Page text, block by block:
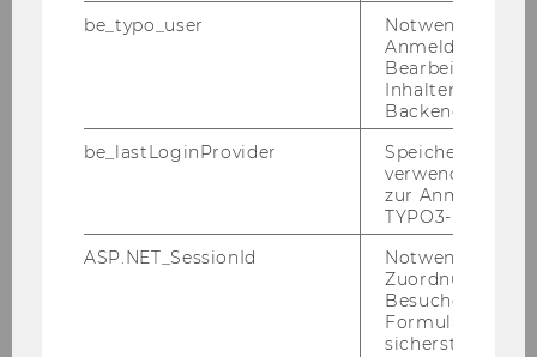
Angebote für Schulen und
Studieninteressierte
Online-Infosessions für Schüler*innen &
Studieninteressierte
Schulbesuch
be_typo_user
Notwendig für
Anmeldung und
Bearbeitung von
Inhalten im
Backend.
be_lastLoginProvider
Speichert die
verwendete
zur Anmeldung
TYPO3-Backend.
ASP.NET_SessionId
Notwendig, um
Zuordnung von
Besucher zu
sicherstellen zu